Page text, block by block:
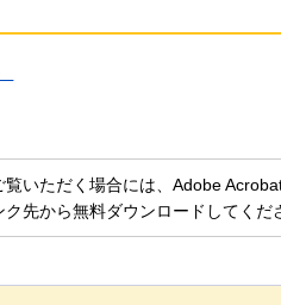
覧いただく場合には、Adobe
先から無料ダウンロードしてくだ